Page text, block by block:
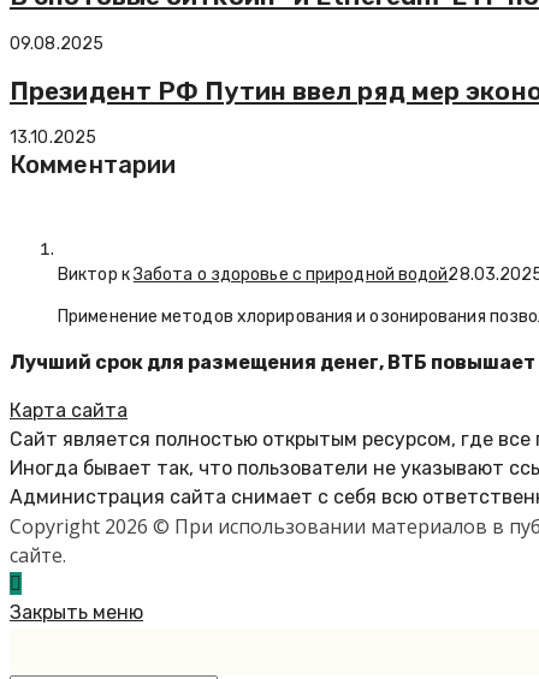
09.08.2025
Президент РФ Путин ввел ряд мер
13.10.2025
Комментарии
Виктор кЗабота о здоровье с природной водой
Применение методов хлорирования и озонирования
Лучший срок для размещения денег, ВТБ
Карта сайта
Сайт является полностью открытым ресурсом, где
Иногда бывает так, что пользователи не указывают
Администрация сайта снимает с себя всю
Copyright 2026 © При использовании материалов в
сайте.
Закрыть меню